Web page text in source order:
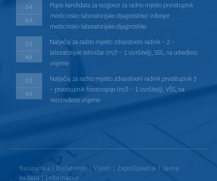
04
kol
Popis kandidata za razgovor za radno mjesto prvostupnik
medicinsko-laboratorijske dijagnostike/ inženjer
medicinsko-laboratorijske dijagnostike
03
kol
Natječaj za radno mjesto zdravstveni radnik – 2 –
laboratorijski tehničar (m/ž – 1 izvršitelj), SSS, na određeno
vrijeme
03
kol
Natječaj za radno mjesto zdravstveni radnik prvostupnik 3
– prvostupnik fizioterapije (m/ž – 1 izvršitelj), VŠS, na
neodređeno vrijeme
Naslovnica | Djelatnosti | Vijesti | Zapošljavanje | Javna
nabava | Informacije